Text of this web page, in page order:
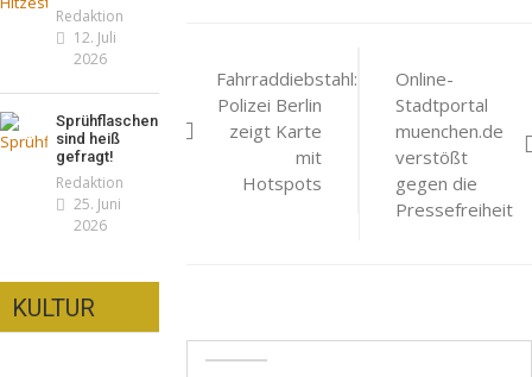
Fahrraddiebstahl:
Polizei Berlin
zeigt Karte
mit
Hotspots
Online-
Stadtportal
muenchen.de
verstößt
gegen die
Pressefreiheit
Redaktion
12. Juli
2026
Sprühflaschen
sind heiß
gefragt!
Redaktion
25. Juni
2026
KULTUR